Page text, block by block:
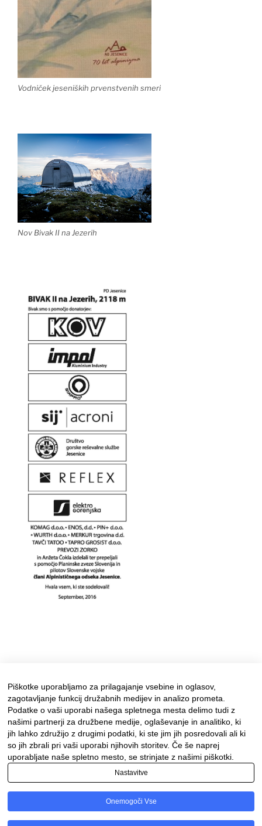
Vodniček jeseniških prvenstvenih smeri
Nov Bivak II na Jezerih
FacebookInstagram
Piškotke uporabljamo za prilagajanje vsebine in oglasov,
zagotavljanje funkcij družabnih medijev in analizo prometa.
Podatke o vaši uporabi našega spletnega mesta delimo tudi z
našimi partnerji za družbene medije, oglaševanje in analitiko, ki
jih lahko združijo z drugimi podatki, ki ste jim jih posredovali ali ki
so jih zbrali pri vaši uporabi njihovih storitev. Če še naprej
uporabljate naše spletno mesto, se strinjate z našimi piškotki.
Nastavitve
Onemogoči Vse